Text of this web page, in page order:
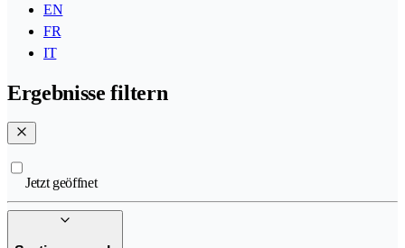
EN
FR
IT
Ergebnisse filtern
Jetzt geöffnet